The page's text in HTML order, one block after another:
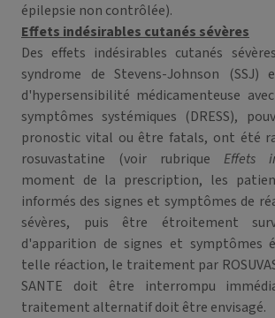
épilepsie non contrôlée).
Effets indésirables cutanés sévères
Des effets indésirables cutanés
syndrome de Stevens-Johnson (SSJ)
d'hypersensibilité médicamenteuse
symptômes systémiques (DRESS),
pronostic vital ou être fatals, ont été
rosuvastatine (voir rubrique Effets
moment de la prescription, les
informés des signes et symptômes de
sévères, puis être étroitement
d'apparition de signes et symptômes
telle réaction, le traitement par
SANTE doit être interrompu
traitement alternatif doit être envisagé.